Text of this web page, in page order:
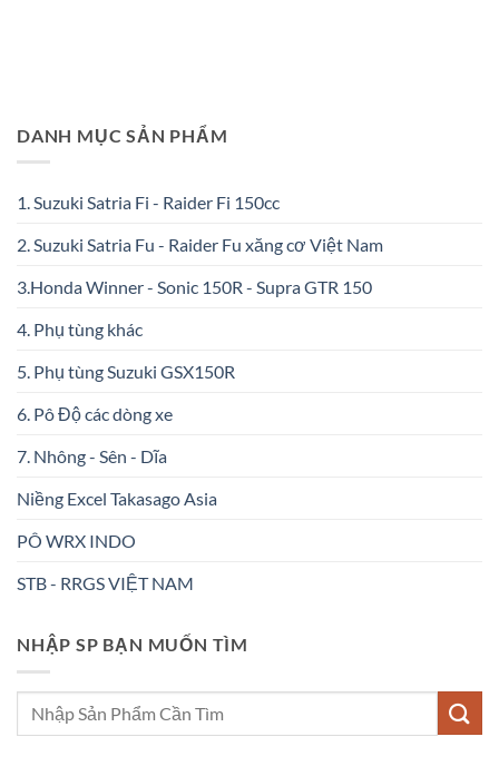
DANH MỤC SẢN PHẨM
1. Suzuki Satria Fi - Raider Fi 150cc
2. Suzuki Satria Fu - Raider Fu xăng cơ Việt Nam
3.Honda Winner - Sonic 150R - Supra GTR 150
4. Phụ tùng khác
5. Phụ tùng Suzuki GSX150R
6. Pô Độ các dòng xe
7. Nhông - Sên - Dĩa
Niềng Excel Takasago Asia
PÔ WRX INDO
STB - RRGS VIỆT NAM
NHẬP SP BẠN MUỐN TÌM